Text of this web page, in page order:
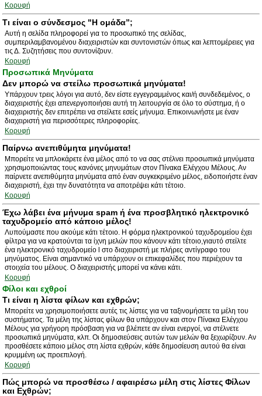
Κορυφή
Τι είναι ο σύνδεσμος "Η ομάδα”;
Αυτή η σελίδα πληροφορεί για το προσωπικό της σελίδας,
συμπεριλαμβανομένου διαχειριστών και συντονιστών όπως και λεπτομέρειες για
τις Δ. Συζητήσεις που συντονίζουν.
Κορυφή
Προσωπικά Μηνύματα
Δεν μπορώ να στείλω προσωπικά μηνύματα!
Υπάρχουν τρεις λόγοι για αυτό, δεν είστε εγγεγραμμένος και/ή συνδεδεμένος, ο
διαχειριστής έχει απενεργοποιήσει αυτή τη λειτουργία σε όλο το σύστημα, ή ο
διαχειριστής δεν επιτρέπει να στείλετε εσείς μήνυμα. Επικοινωνήστε με έναν
διαχειριστή για περισσότερες πληροφορίες.
Κορυφή
Παίρνω ανεπιθύμητα μηνύματα!
Μπορείτε να μπλοκάρετε ένα μέλος από το να σας στέλνει προσωπικά μηνύματα
χρησιμοποιώντας τους κανόνες μηνυμάτων στον Πίνακα Ελέγχου Μέλους. Αν
παίρνετε ανεπιθύμητα μηνύματα από έναν συγκεκριμένο μέλος, ειδοποιήστε έναν
διαχειριστή, έχει την δυνατότητα να αποτρέψει κάτι τέτοιο.
Κορυφή
Έχω λάβει ένα μήνυμα spam ή ένα προσβλητικό ηλεκτρονικό
ταχυδρομείο από κάποιο μέλος!
Λυπούμαστε που ακούμε κάτι τέτοιο. Η φόρμα ηλεκτρονικού ταχυδρομείου έχει
φίλτρα για να κρατούνται τα ίχνη μελών που κάνουν κάτι τέτοιο,γιαυτό στείλτε
ένα ηλεκτρονικό ταχυδρομείο l στο διαχειριστή με πλήρες αντίγραφο του
μηνύματος. Είναι σημαντικό να υπάρχουν οι επικεφαλίδες που περιέχουν τα
στοιχεία του μέλους. Ο διαχειριστής μπορεί να κάνει κάτι.
Κορυφή
Φίλοι και εχθροί
Τι είναι η λίστα φίλων και εχθρών;
Μπορείτε να χρησιμοποιήσετε αυτές τις λίστες για να ταξινομήσετε τα μέλη του
συστήματος. Τα μέλη της λίστας φίλων θα υπάρχουν και στον Πίνακα Ελέγχου
Μέλους για γρήγορη πρόσβαση για να βλέπετε αν είναι ενεργοί, να στέλνετε
προσωπικά μηνύματα, κλπ. Οι δημοσιεύσεις αυτών των μελών θα ξεχωρίζουν. Αν
προσθέσετε κάποιο μέλος στη λίστα εχθρών, κάθε δημοσίευση αυτού θα είναι
κρυμμένη ως προεπιλογή.
Κορυφή
Πώς μπορώ να προσθέσω / αφαιρέσω μέλη στις λίστες Φίλων
και Εχθρών;